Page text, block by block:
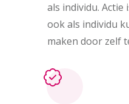
als individu. Actie
ook als individu
maken door zelf